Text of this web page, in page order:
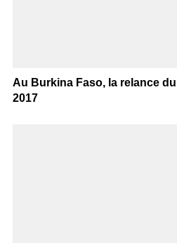
Au Burkina Faso, la relance
2017